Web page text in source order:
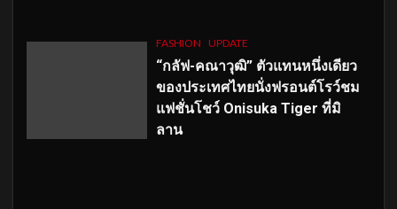
FASHION UPDATE
“กลัฟ-คณาวุฒิ” ตัวแทนหนึ่งเดียว
ของประเทศไทยนั่งฟรอนต์โรว์ชม
แฟชั่นโชว์ Onisuka Tiger ที่มิ
ลาน